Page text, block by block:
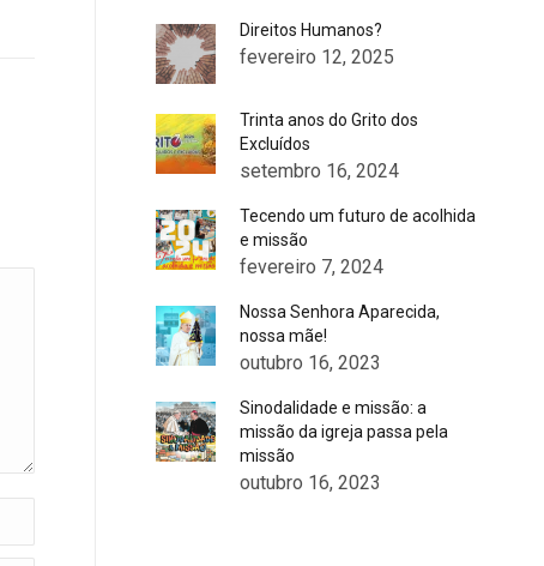
Direitos Humanos?
fevereiro 12, 2025
Trinta anos do Grito dos
Excluídos
setembro 16, 2024
Tecendo um futuro de acolhida
e missão
fevereiro 7, 2024
Nossa Senhora Aparecida,
nossa mãe!
outubro 16, 2023
Sinodalidade e missão: a
missão da igreja passa pela
missão
outubro 16, 2023